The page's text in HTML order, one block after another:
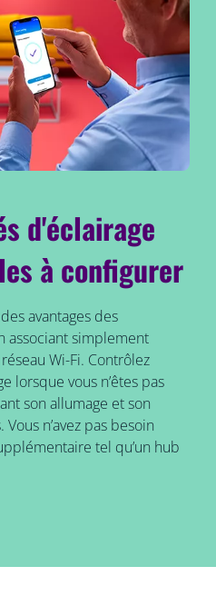
d'éclairage
à configurer
avantages des
associant simplement
Wi-Fi. Contrôlez
lorsque vous n’êtes pas
son allumage et son
n’avez pas besoin
tel qu’un hub